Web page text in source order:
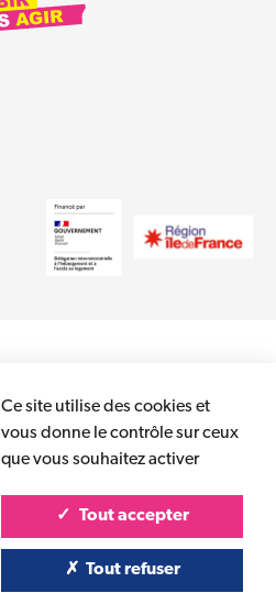
Ce site utilise des cookies et
vous donne le contrôle sur ceux
que vous souhaitez activer
Tout accepter
Tout refuser